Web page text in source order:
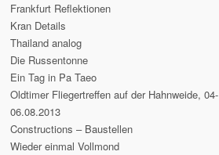
Frankfurt Reflektionen
Kran Details
Thailand analog
Die Russentonne
Ein Tag in Pa Taeo
Oldtimer Fliegertreffen auf der Hahnweide, 04-
06.08.2013
Constructions – Baustellen
Wieder einmal Vollmond